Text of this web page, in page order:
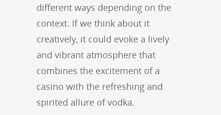
different ways depending on the
context. If we think about it
creatively, it could evoke a lively
and vibrant atmosphere that
combines the excitement of a
casino with the refreshing and
spirited allure of vodka.